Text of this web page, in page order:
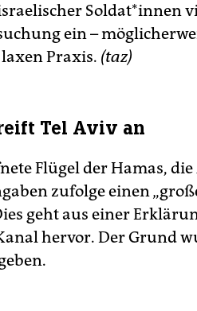
Sol­da­t*in­nen
ein –
Praxis. (taz)
Tel Aviv an
Flügel der Hamas,
zufolge einen
geht aus einer
hervor. Der Grund